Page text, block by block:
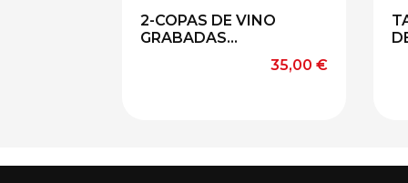
2-COPAS DE VINO
GRABADAS...
Precio
35,00 €